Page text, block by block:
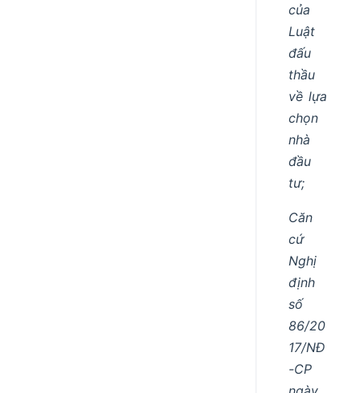
của
Luật
đấu
thầu
về lựa
chọn
nhà
đầu
tư;
Căn
cứ
Nghị
định
số
86/20
17/NĐ
-CP